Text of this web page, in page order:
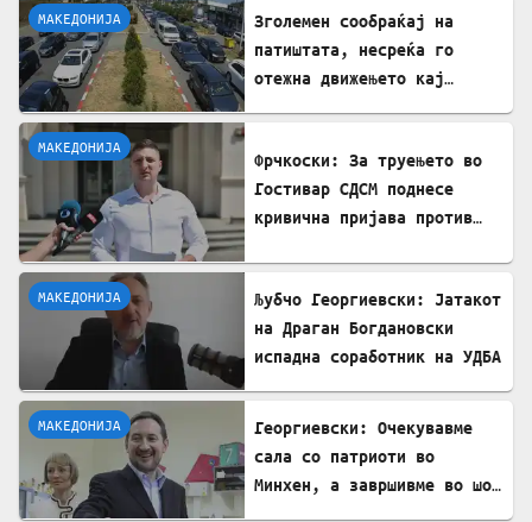
МАКЕДОНИЈА
Зголемен сообраќај на
патиштата, несреќа го
отежна движењето кај
МАКЕДОНИЈА
Фрчкоски: За труењето во
Гостивар СДСМ поднесе
кривична пријава против
МАКЕДОНИЈА
Љубчо Георгиевски: Јатакот
на Драган Богдановски
испадна соработник на УДБА
МАКЕДОНИЈА
Георгиевски: Очекувавме
сала со патриоти во
Минхен, а завршивме во шок